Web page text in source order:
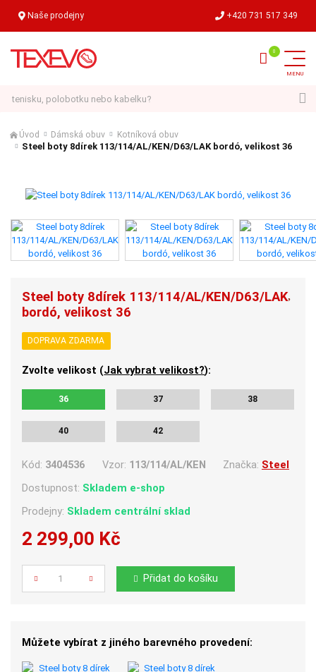
Naše prodejny +420 731 517 349
Úvod Dámská obuv Kotníková obuv
Steel boty 8dírek 113/114/AL/KEN/D63/LAK bordó, velikost 36
Steel boty 8dírek 113/114/AL/KEN/D63/LAK
bordó, velikost 36
DOPRAVA ZDARMA
Zvolte velikost (Jak vybrat velikost?):
36 37 38
40 42
Kód: 3404536 Vzor: 113/114/AL/KEN Značka: Steel
Dostupnost: Skladem e-shop
Prodejny: Skladem centrální sklad
2 299,00 Kč
Počet
Přidat do košíku
Můžete vybírat z jiného barevného provedení: